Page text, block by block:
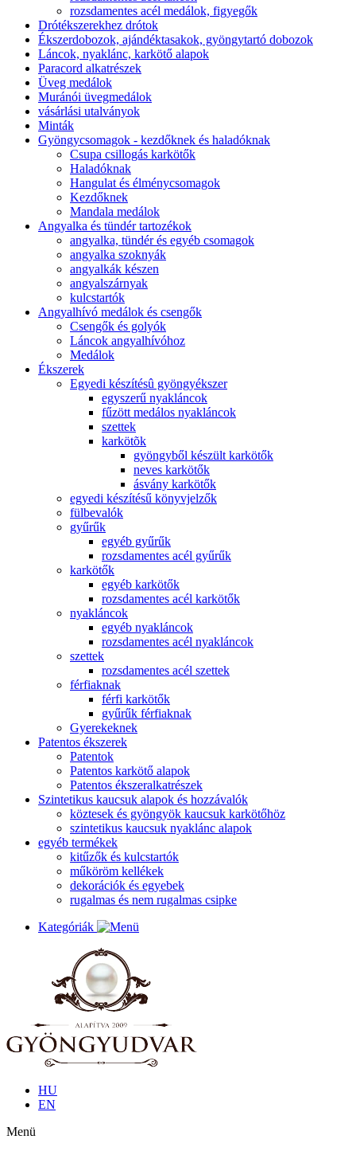
rozsdamentes acél medálok, figyegők
Drótékszerekhez drótok
Ékszerdobozok, ajándéktasakok, gyöngytartó dobozok
Láncok, nyaklánc, karkötő alapok
Paracord alkatrészek
Üveg medálok
Muránói üvegmedálok
vásárlási utalványok
Minták
Gyöngycsomagok - kezdőknek és haladóknak
Csupa csillogás karkötők
Haladóknak
Hangulat és élménycsomagok
Kezdőknek
Mandala medálok
Angyalka és tündér tartozékok
angyalka, tündér és egyéb csomagok
angyalka szoknyák
angyalkák készen
angyalszárnyak
kulcstartók
Angyalhívó medálok és csengők
Csengők és golyók
Láncok angyalhívóhoz
Medálok
Ékszerek
Egyedi készítésû gyöngyékszer
egyszerű nyakláncok
fűzött medálos nyakláncok
szettek
karkötõk
gyöngyből készült karkötők
neves karkötők
ásvány karkötők
egyedi készítésű könyvjelzők
fülbevalók
gyűrűk
egyéb gyűrűk
rozsdamentes acél gyűrűk
karkötők
egyéb karkötők
rozsdamentes acél karkötők
nyakláncok
egyéb nyakláncok
rozsdamentes acél nyakláncok
szettek
rozsdamentes acél szettek
férfiaknak
férfi karkötők
gyűrűk férfiaknak
Gyerekeknek
Patentos ékszerek
Patentok
Patentos karkötő alapok
Patentos ékszeralkatrészek
Szintetikus kaucsuk alapok és hozzávalók
köztesek és gyöngyök kaucsuk karkötőhöz
szintetikus kaucsuk nyaklánc alapok
egyéb termékek
kitűzők és kulcstartók
műköröm kellékek
dekorációk és egyebek
rugalmas és nem rugalmas csipke
Kategóriák
HU
EN
Menü